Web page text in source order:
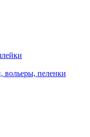
вольеры, пеленки